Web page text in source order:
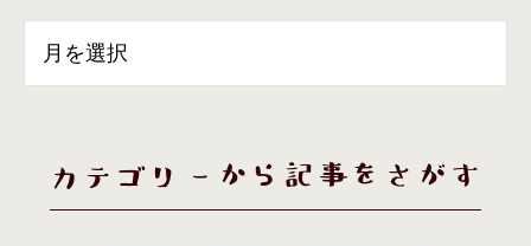
カテゴリーから記事をさがす